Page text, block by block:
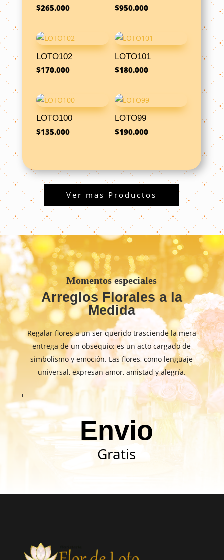
$265.000 $950.000
LOTO102
$170.000
LOTO101
$180.000
LOTO100
$135.000
LOTO99
$190.000
Ver mas Productos
Momentos especiales
Arreglos Florales a la
Medida
Regalar flores a un ser querido trasciende la mera
entrega de un obsequio; es un acto cargado de
simbolismo y emoción. Las flores, como lenguaje
universal, expresan amor, amistad y alegría.
Envio
Gratis